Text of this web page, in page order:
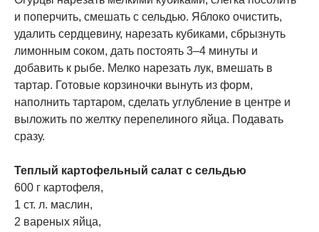
и поперчить, смешать с сельдью. Яблоко очистить,
удалить сердцевину, нарезать кубиками, сбрызнуть
лимонным соком, дать постоять 3–4 минуты и
добавить к рыбе. Мелко нарезать лук, вмешать в
тартар. Готовые корзиночки вынуть из форм,
наполнить тартаром, сделать углубление в центре и
выложить по желтку перепелиного яйца. Подавать
сразу.
Теплый картофельный салат с сельдью
600 г картофеля,
1 ст. л. маслин,
2 вареных яйца,